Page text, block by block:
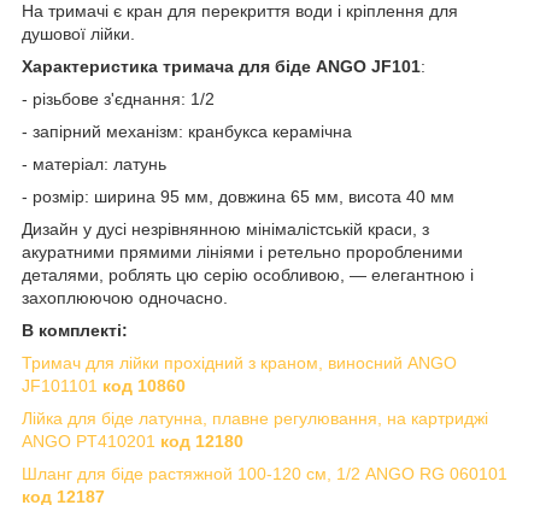
На тримачі є кран для перекриття води і кріплення для
душової лійки.
Характеристика тримача для біде ANGO JF101:
- різьбове з'єднання: 1/2
- запірний механізм: кранбукса керамічна
- матеріал: латунь
- розмір: ширина 95 мм, довжина 65 мм, висота 40 мм
Дизайн у дусі незрівнянною мінімалістській краси, з
акуратними прямими лініями і ретельно проробленими
деталями, роблять цю серію особливою, — елегантною і
захоплюючою одночасно.
В комплекті:
Тримач для лійки прохідний з краном, виносний ANGO
JF101101 код 10860
Лійка для біде латунна, плавне регулювання, на картриджі
ANGO PT410201 код 12180
Шланг для біде растяжной 100-120 см, 1/2 ANGO RG 060101
код 12187